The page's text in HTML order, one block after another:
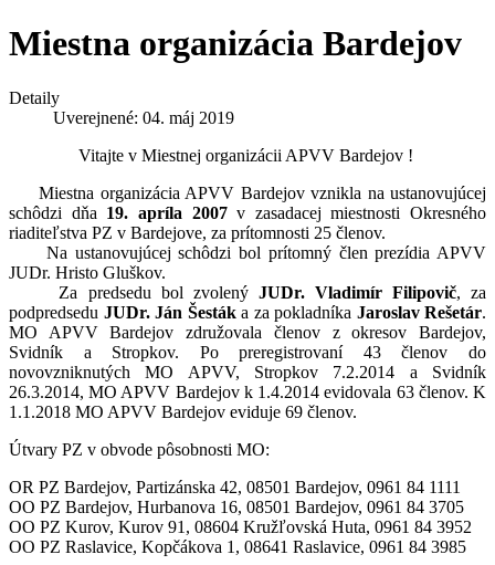
Miestna organizácia Bardejov
Detaily
Uverejnené: 04. máj 2019
Vitajte v Miestnej organizácii APVV Bardejov !
Miestna organizácia APVV Bardejov vznikla na ustanovujúcej
schôdzi dňa 19. apríla 2007v zasadacej miestnosti Okresného
riaditeľstva PZ v Bardejove, za prítomnosti 25 členov.
Na ustanovujúcej schôdzi bol prítomný člen prezídia APVV
JUDr. Hristo Gluškov.
Za predsedu bol zvolený JUDr. Vladimír Filipovič, za
podpredsedu JUDr. Ján Šestáka za pokladníka Jaroslav Rešetár.
MO APVV Bardejov združovala členov z okresov Bardejov,
Svidník a Stropkov. Po preregistrovaní 43 členov do
novovzniknutých MO APVV, Stropkov 7.2.2014 a Svidník
26.3.2014, MO APVV Bardejov k 1.4.2014 evidovala 63 členov. K
1.1.2018 MO APVV Bardejov eviduje 69 členov.
Útvary PZ v obvode pôsobnosti MO:
OR PZ Bardejov, Partizánska 42, 08501 Bardejov, 0961 84 1111
OO PZ Bardejov, Hurbanova 16, 08501 Bardejov, 0961 84 3705
OO PZ Kurov, Kurov 91, 08604 Kružľovská Huta, 0961 84 3952
OO PZ Raslavice, Kopčákova 1, 08641 Raslavice, 0961 84 3985